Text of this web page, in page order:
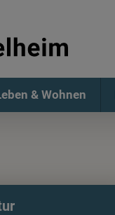
& Wohnen